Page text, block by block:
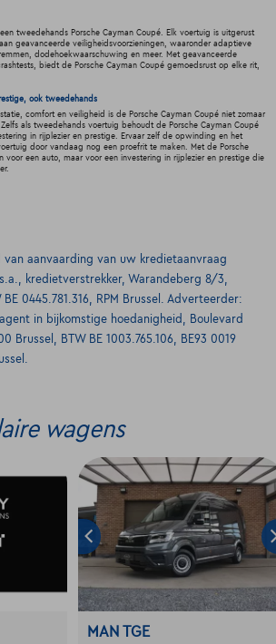
tweedehands Porsche Cayman Coupé. Elk voertuig is uitgerust
geavanceerde veiligheidsvoorzieningen, waaronder adaptieve
dodehoekwaarschuwing en meer. Met geavanceerde
biedt de Porsche Cayman Coupé gemoedsrust op elke rit,
ook tweedehands
comfort en veiligheid is de Porsche Cayman Coupé niet zomaar
als tweedehands voertuig behoudt de Porsche Cayman Coupé
in rijplezier en prestige. Ervaar zelf de opwinding en het
door vandaag nog een proefrit te maken. Met de Porsche
voor een auto, maar voor een investering in rijplezier en prestige die
van aanvaarding van uw kredietaanvraag
kredietverstrekker, Warandeberg 8/3,
0445.781.316, RPM Brussel. Adverteerder:
agent in bijkomstige hoedanigheid, Boulevard
Brussel, BTW BE 1003.765.106, BE93 0019
wagens
MAN TGE